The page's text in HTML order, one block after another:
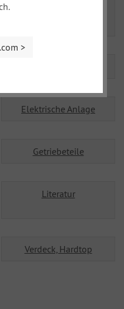
Body panels 1200, 1500
Elektrische Anlage
Getriebeteile
Literatur
Verdeck, Hardtop
>